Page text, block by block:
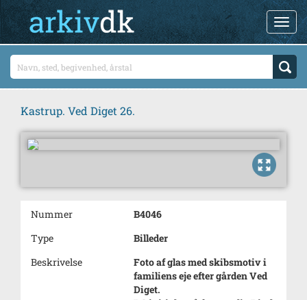
Kastrup. Ved Diget 26.
Nummer
B4046
Type
Billeder
Beskrivelse
Foto af glas med skibsmotiv i
familiens eje efter gården Ved
Diget.